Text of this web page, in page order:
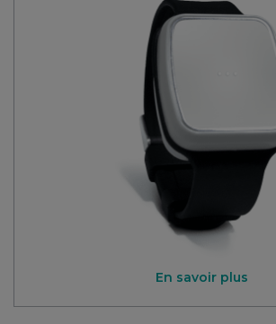
En savoir plus